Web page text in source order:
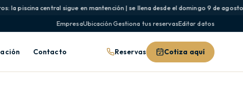
piscina central sigue en mantención | se llena desde el domingo 9 de agosto y
EmpresaUbicación·Gestiona tus reservasEditar datos
Contacto Reservas Cotiza aquí